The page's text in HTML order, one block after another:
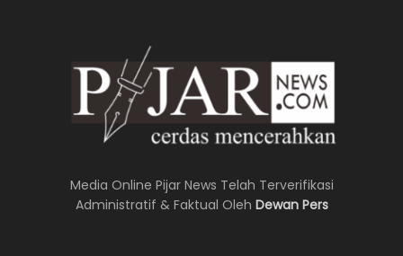
Media Online Pijar News Telah Terverifikasi
Administratif & Faktual Oleh Dewan Pers